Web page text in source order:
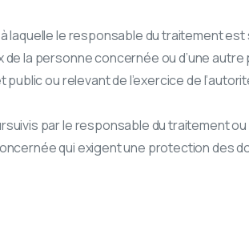
laquelle le responsable du traitement est
la personne concernée ou d’une
ou relevant de l’exercice de
par le responsable du traitement ou
qui exigent une protection des